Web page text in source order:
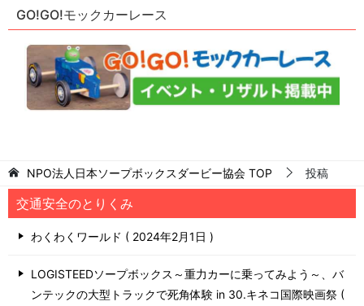
GO!GO!モックカーレース
NPO法人日本ソープボックスダービー協会 TOP 投稿
交通安全のとりくみ
わくわくワールド 2024年2月1日
LOGISTEEDソープボックス～重力カーに乗ってみよう～、バ
ンテックの大型トラックで死角体験 in 30.キネコ国際映画祭